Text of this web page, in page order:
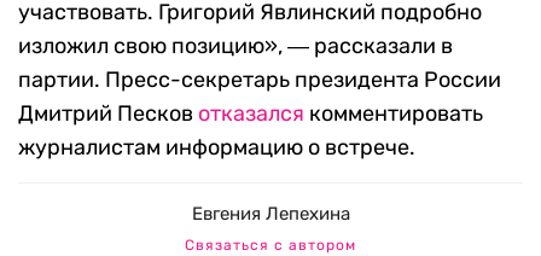
участвовать. Григорий Явлинский подробно
изложил свою позицию», ― рассказали в
партии. Пресс-секретарь президента России
Дмитрий Песков отказался комментировать
журналистам информацию о встрече.
Евгения Лепехина
Связаться с автором